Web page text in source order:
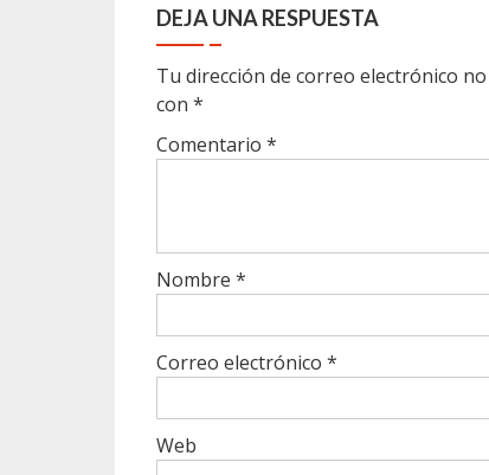
DEJA UNA RESPUESTA
Tu dirección de correo electrónico
con *
Comentario *
Nombre *
Correo electrónico *
Web